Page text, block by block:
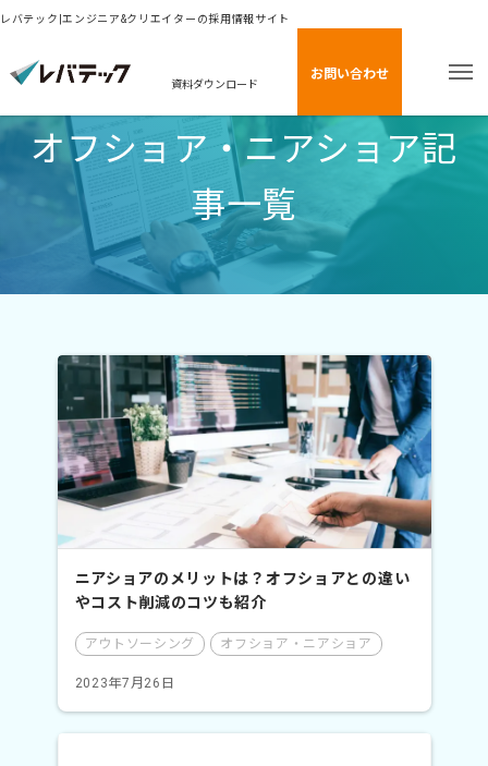
レバテック|エンジニア&クリエイターの採用情報サイト
資料ダウンロード
お問い合わせ
オフショア・ニアショア記
事一覧
ニアショアのメリットは？オフショアとの違い
やコスト削減のコツも紹介
アウトソーシング オフショア・ニアショア
2023年7月26日